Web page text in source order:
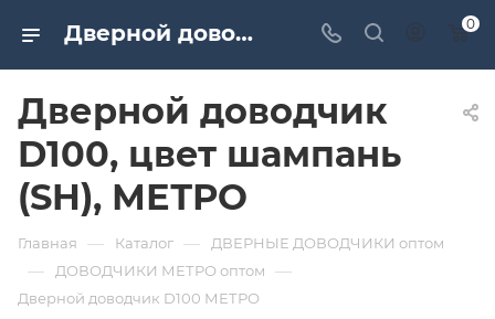
Дверной доводчик D100, цвет шампань (SH), МЕТРО. Дверная и мебельная фурнитура САМИР-КИЛИТ | Оптовые поставки 0
Дверной доводчик
D100, цвет шампань
(SH), МЕТРО
Главная — Каталог — ДВЕРНЫЕ ДОВОДЧИКИ оптом
— ДОВОДЧИКИ МЕТРО оптом —
Дверной доводчик D100 МЕТРО